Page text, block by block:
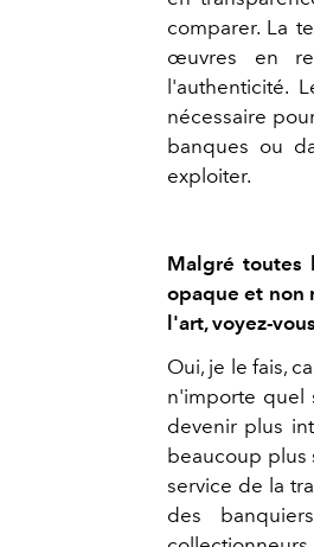
comparer. La
œuvres en
l'authenticité.
nécessaire
banques ou
exploiter.
Malgré toutes
opaque et non
l'art, voyez-
Oui, je le fais,
n'importe quel
devenir plus
beaucoup plus
service de la
des